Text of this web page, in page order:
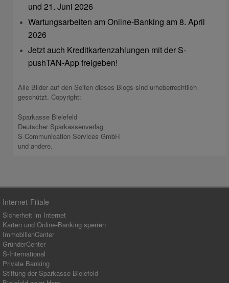
und 21. Juni 2026
Wartungsarbeiten am Online-Banking am 8. April
2026
Jetzt auch Kreditkartenzahlungen mit der S-
pushTAN-App freigeben!
Alle Bilder auf den Seiten dieses Blogs sind urheberrechtlich
geschützt. Copyright:
Sparkasse Bielefeld
Deutscher Sparkassenverlag
S-Communication Services GmbH
und andere.
Internet-Filiale
Sicherheit im Internet
Karten und Online-Banking sperren
ImmobilienCenter
GründerCenter
S-International
Private Banking
Stiftung der Sparkasse Bielefeld